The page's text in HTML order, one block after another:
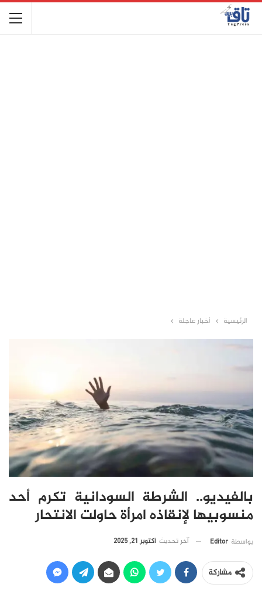
الرئيسية أخبار عاجلة
بالفيديو.. الشرطة السودانية تكرم أحد
منسوبيها لإنقاذه امرأة حاولت الانتحار
بواسطة Editor آخر تحديث أكتوبر 21, 2025
مشاركة